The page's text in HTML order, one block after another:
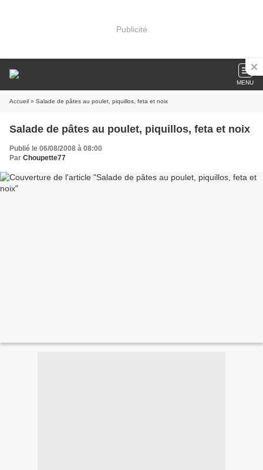
Publicité
MENU
Accueil » Salade de pâtes au poulet, piquillos, feta et noix
Salade de pâtes au poulet, piquillos, feta et noix
Publié le 06/08/2008 à 08:00
Par Choupette77